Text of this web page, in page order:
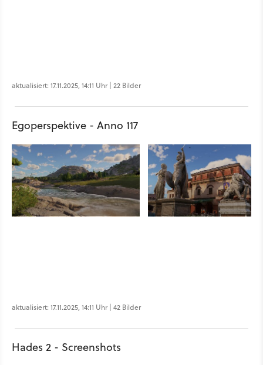
aktualisiert: 17.11.2025, 14:11 Uhr | 22 Bilder
Egoperspektive - Anno 117
aktualisiert: 17.11.2025, 14:11 Uhr | 42 Bilder
Hades 2 - Screenshots